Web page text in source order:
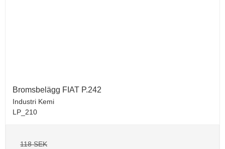
Bromsbelägg FIAT P.242
Industri Kemi
LP_210
118 SEK